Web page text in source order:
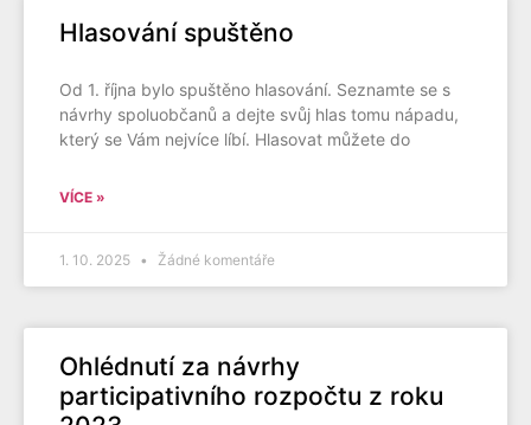
Hlasování spuštěno
Od 1. října bylo spuštěno hlasování. Seznamte se s
návrhy spoluobčanů a dejte svůj hlas tomu nápadu,
který se Vám nejvíce líbí. Hlasovat můžete do
VÍCE »
1. 10. 2025 Žádné komentáře
Ohlédnutí za návrhy
participativního rozpočtu z roku